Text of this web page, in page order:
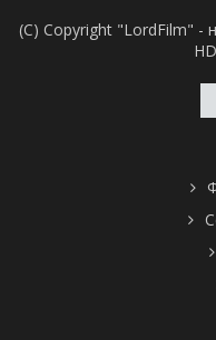
(C) Copyright "LordFilm" -